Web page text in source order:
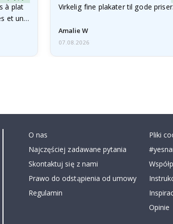
à plat
et un…
Virkelig fine plakater til gode priser.
Amalie W
07.08.2026
O nas
Najczęściej zadawane pytania
Skontaktuj się z nami
Prawo do odstąpienia od umowy
Regulamin
Pliki
Opinie